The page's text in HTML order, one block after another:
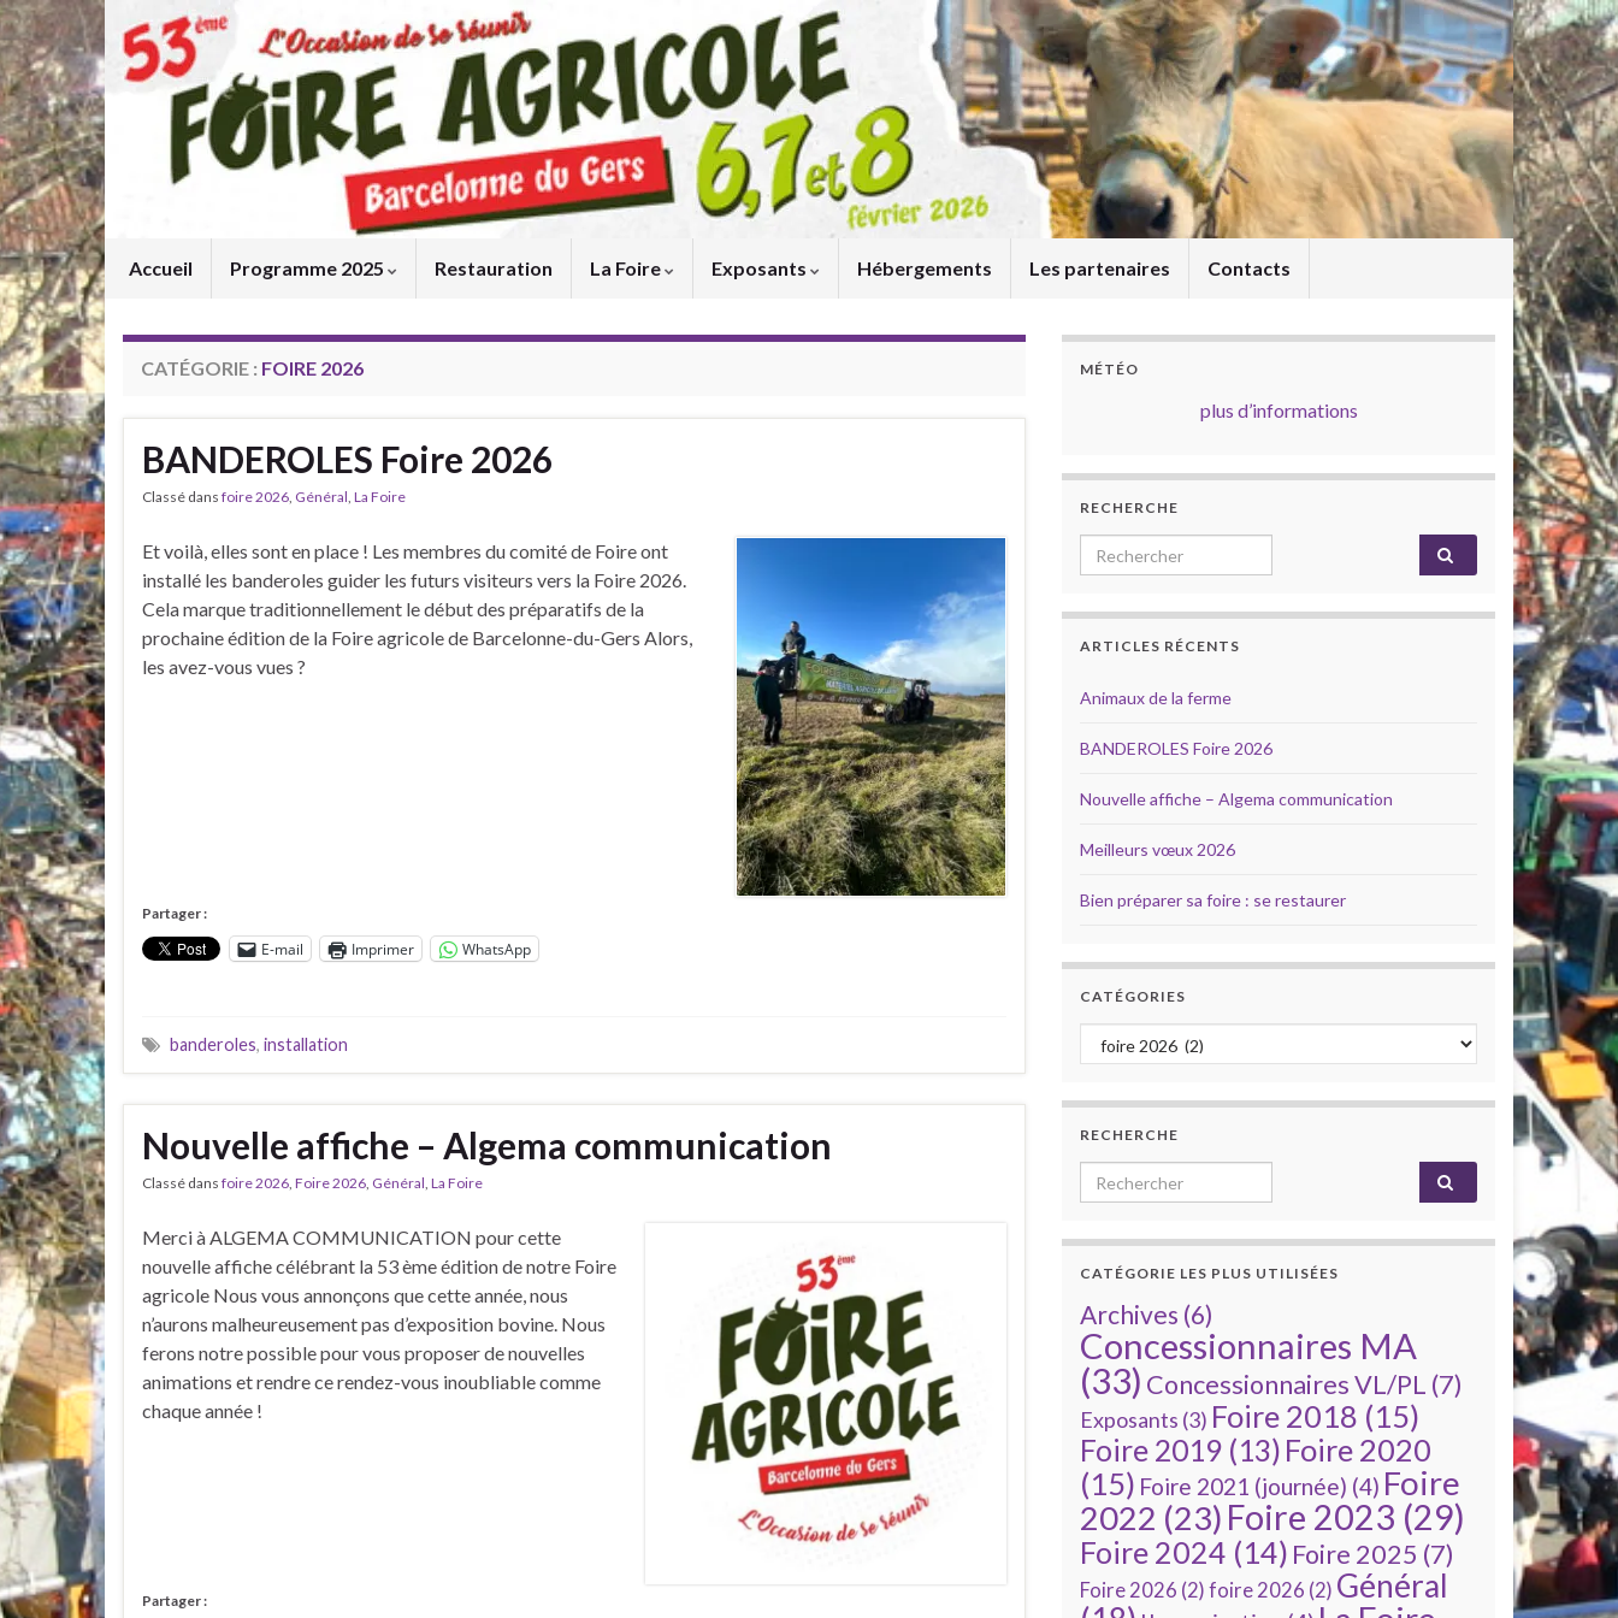
Accueil Programme 2025 Restauration La Foire Exposants Hébergements Les partenaires Contacts
CATÉGORIE : FOIRE 2026
BANDEROLES Foire 2026
Classé dans foire 2026, Général, La Foire
Et voilà, elles sont en place ! Les membres du comité de Foire ont
installé les banderoles guider les futurs visiteurs vers la Foire 2026.
Cela marque traditionnellement le début des préparatifs de la
prochaine édition de la Foire agricole de Barcelonne-du-Gers Alors,
les avez-vous vues ?
Partager :
E-mail Imprimer WhatsApp
banderoles, installation
Nouvelle affiche – Algema communication
Classé dans foire 2026, Foire 2026, Général, La Foire
Merci à ALGEMA COMMUNICATION pour cette
nouvelle affiche célébrant la 53 ème édition de notre Foire
agricole Nous vous annonçons que cette année, nous
n’aurons malheureusement pas d’exposition bovine. Nous
ferons notre possible pour vous proposer de nouvelles
animations et rendre ce rendez-vous inoubliable comme
chaque année !
Partager :
MÉTÉO
plus d’informations
RECHERCHE
Search for:
ARTICLES RÉCENTS
Animaux de la ferme
BANDEROLES Foire 2026
Nouvelle affiche – Algema communication
Meilleurs vœux 2026
Bien préparer sa foire : se restaurer
CATÉGORIES
Catégories
RECHERCHE
Search for:
CATÉGORIE LES PLUS UTILISÉES
Archives (6)
Concessionnaires MA
(33) Concessionnaires VL/PL (7)
Exposants (3) Foire 2018 (15)
Foire 2019 (13) Foire 2020
(15) Foire 2021 (journée) (4) Foire
2022 (23) Foire 2023 (29)
Foire 2024 (14) Foire 2025 (7)
Foire 2026 (2) foire 2026 (2) Général